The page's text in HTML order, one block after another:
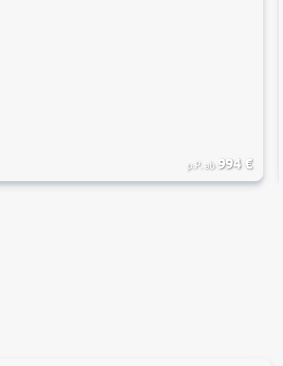
p.P. ab 994€